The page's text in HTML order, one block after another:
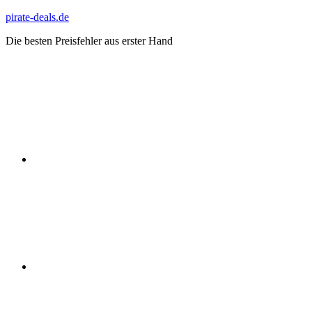
Zum
springen
pirate-deals.de
Die besten Preisfehler aus erster Hand